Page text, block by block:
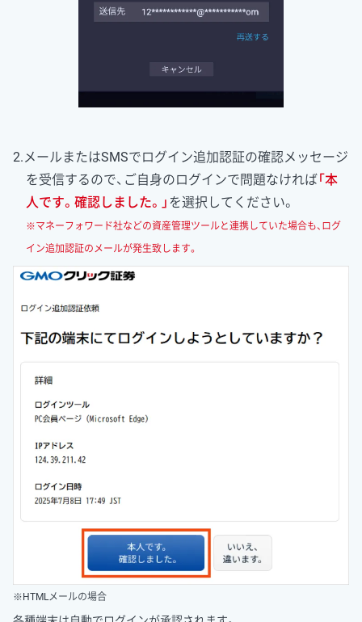
2.メールまたはSMSでログイン追加認証の確認メッセージ
を受信するので、ご自身のログインで問題なければ「本
人です。確認しました。」 を選択してください。
※マネーフォワード社などの資産管理ツールと連携していた場合も、ログ
イン追加認証のメールが発生致します。
※HTMLメールの場合